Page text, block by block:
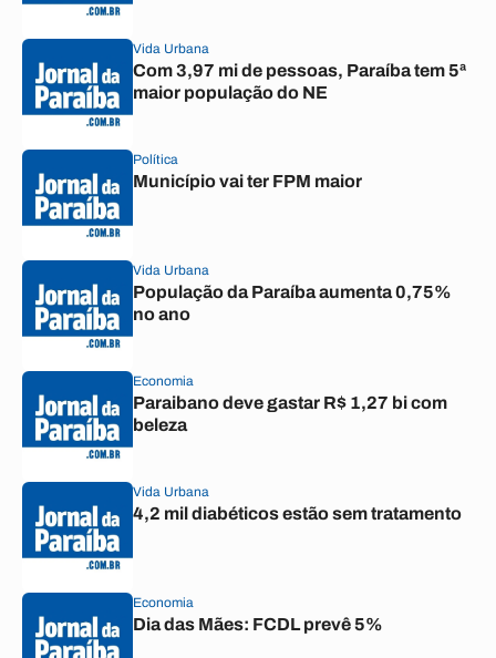
Vida Urbana
Com 3,97 mi de pessoas, Paraíba tem 5ª
maior população do NE
Política
Município vai ter FPM maior
Vida Urbana
População da Paraíba aumenta 0,75%
no ano
Economia
Paraibano deve gastar R$ 1,27 bi com
beleza
Vida Urbana
4,2 mil diabéticos estão sem tratamento
Economia
Dia das Mães: FCDL prevê 5%